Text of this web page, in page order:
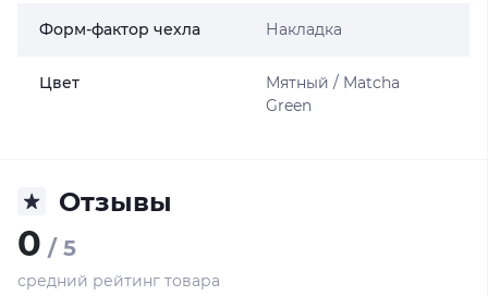
Форм-фактор чехла Накладка
Цвет
Мятный / Matcha
Green
Отзывы
0 / 5
средний рейтинг товара